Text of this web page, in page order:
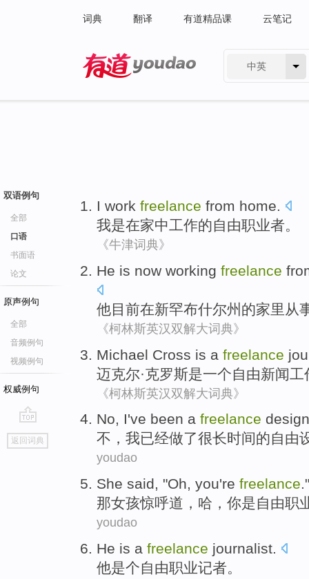
词典 翻译 有道精品课 云笔记
中英
双语例句
全部
口语
书面语
论文
原声例句
全部
音频例句
视频例句
权威例句
go
top
返回词典
I work freelance from home.
我是在家中工作的自由职业者。
《牛津词典》
He is now working freelance
他目前在新罕布什尔州 的家里 从
《柯林斯英汉双解大词典》
Michael Cross is a freelance
迈克尔·克罗斯是一个自由新闻工
《柯林斯英汉双解大词典》
No, I've been a freelance
不 ， 我已经做了很长时间的自由
youdao
She said, "Oh, you're freelance."
那女孩惊呼道 ，哈， 你是自由职
youdao
He is a freelance journalist.
他是个自由职业记者。